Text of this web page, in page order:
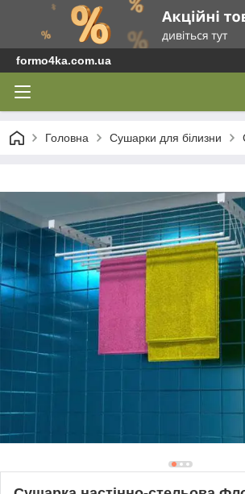
formo4ka.com.ua
Головна Сушарки для білизни